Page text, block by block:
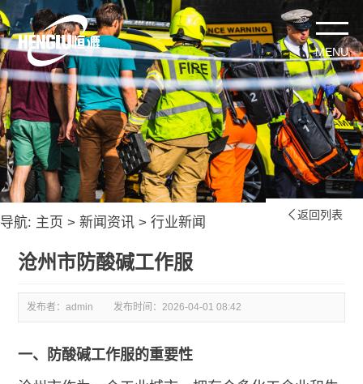
导航: 主页 > 新闻资讯 > 行业新闻  返回列表
沧州市防酸碱工作服
发布者：admin 发布时间：2026-04-01 08:42
一、防酸碱工作服的重要性